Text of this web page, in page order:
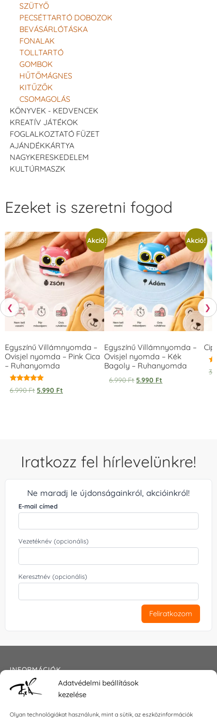
Adatvédelmi beállítások
kezelése
Olyan technológiákat használunk, mint a sütik, az eszközinformációk
SZÜTYŐ
PECSÉTTARTÓ DOBOZOK
BEVÁSÁRLÓTÁSKA
FONALAK
TOLLTARTÓ
GOMBOK
HŰTŐMÁGNES
KITŰZŐK
CSOMAGOLÁS
KÖNYVEK - KEDVENCEK
KREATÍV JÁTÉKOK
FOGLALKOZTATÓ FÜZET
AJÁNDÉKKÁRTYA
NAGYKERESKEDELEM
KULTÚRMASZK
❮
Ezeket is szeretni fogod
Akció!
Egyszínű Villámnyomda –
Ovisjel nyomda – Pink Cica
– Ruhanyomda
Értékelés:
5.00
6.990Ft 5.990 Ft
Akció!
Egyszínű Villámnyomda –
Ovisjel nyomda – Kék
Bagoly – Ruhanyomda
6.990Ft 5.990 Ft
❯
Iratkozz fel hírlevelünkre!
Ne maradj le újdonságainkról, akcióinkról!
E-mail címed
Vezetéknév (opcionális)
Keresztnév (opcionális)
Feliratkozom
INFORMÁCIÓK
Általános szerződési feltételek
Impresszum